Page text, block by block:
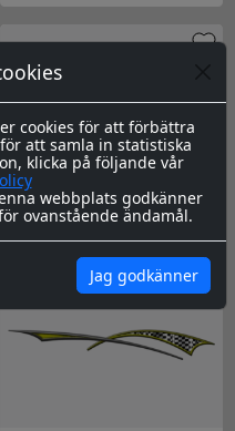
cookies för att förbättra
att samla in statistiska
klicka på följande vår
webbplats godkänner
ovanstående ändamål.
Jag godkänner
Extreme dekorsats Exe 103
Red